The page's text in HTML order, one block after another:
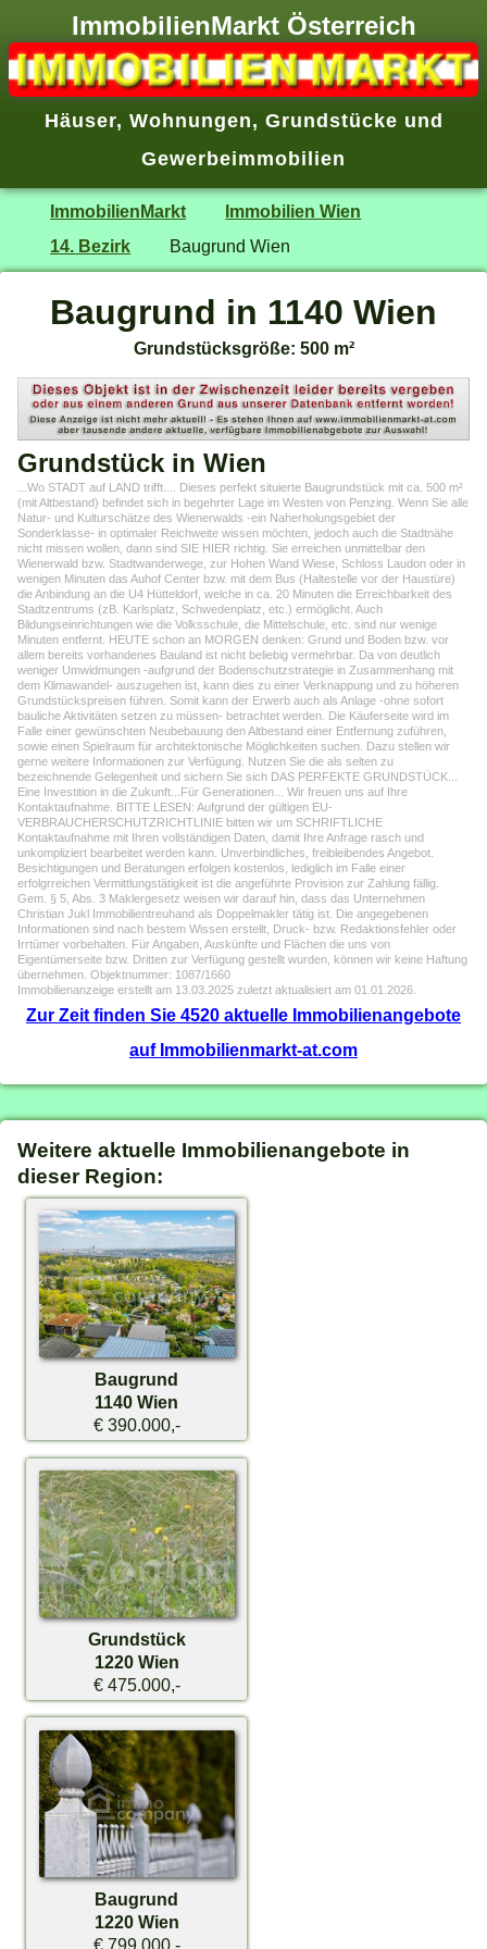
ImmobilienMarkt Österreich
Häuser, Wohnungen, Grundstücke und
Gewerbeimmobilien
ImmobilienMarkt
Immobilien Wien
14. Bezirk
Baugrund Wien
Baugrund in 1140 Wien
Grundstücksgröße: 500 m²
Grundstück in Wien
...Wo STADT auf LAND trifft.... Dieses perfekt situierte Baugrundstück mit ca. 500 m²
(mit Altbestand) befindet sich in begehrter Lage im Westen von Penzing. Wenn Sie alle
Natur- und Kulturschätze des Wienerwalds -ein Naherholungsgebiet der
Sonderklasse- in optimaler Reichweite wissen möchten, jedoch auch die Stadtnähe
nicht missen wollen, dann sind SIE HIER richtig. Sie erreichen unmittelbar den
Wienerwald bzw. Stadtwanderwege, zur Hohen Wand Wiese, Schloss Laudon oder in
wenigen Minuten das Auhof Center bzw. mit dem Bus (Haltestelle vor der Haustüre)
die Anbindung an die U4 Hütteldorf, welche in ca. 20 Minuten die Erreichbarkeit des
Stadtzentrums (zB. Karlsplatz, Schwedenplatz, etc.) ermöglicht. Auch
Bildungseinrichtungen wie die Volksschule, die Mittelschule, etc. sind nur wenige
Minuten entfernt. HEUTE schon an MORGEN denken: Grund und Boden bzw. vor
allem bereits vorhandenes Bauland ist nicht beliebig vermehrbar. Da von deutlich
weniger Umwidmungen -aufgrund der Bodenschutzstrategie in Zusammenhang mit
dem Klimawandel- auszugehen ist, kann dies zu einer Verknappung und zu höheren
Grundstückspreisen führen. Somit kann der Erwerb auch als Anlage -ohne sofort
bauliche Aktivitäten setzen zu müssen- betrachtet werden. Die Käuferseite wird im
Falle einer gewünschten Neubebauung den Altbestand einer Entfernung zuführen,
sowie einen Spielraum für architektonische Möglichkeiten suchen. Dazu stellen wir
gerne weitere Informationen zur Verfügung. Nutzen Sie die als selten zu
bezeichnende Gelegenheit und sichern Sie sich DAS PERFEKTE GRUNDSTÜCK...
Eine Investition in die Zukunft...Für Generationen... Wir freuen uns auf Ihre
Kontaktaufnahme. BITTE LESEN: Aufgrund der gültigen EU-
VERBRAUCHERSCHUTZRICHTLINIE bitten wir um SCHRIFTLICHE
Kontaktaufnahme mit Ihren vollständigen Daten, damit Ihre Anfrage rasch und
unkompliziert bearbeitet werden kann. Unverbindliches, freibleibendes Angebot.
Besichtigungen und Beratungen erfolgen kostenlos, lediglich im Falle einer
erfolgrreichen Vermittlungstätigkeit ist die angeführte Provision zur Zahlung fällig.
Gem. § 5, Abs. 3 Maklergesetz weisen wir darauf hin, dass das Unternehmen
Christian Jukl Immobilientreuhand als Doppelmakler tätig ist. Die angegebenen
Informationen sind nach bestem Wissen erstellt, Druck- bzw. Redaktionsfehler oder
Irrtümer vorbehalten. Für Angaben, Auskünfte und Flächen die uns von
Eigentümerseite bzw. Dritten zur Verfügung gestellt wurden, können wir keine Haftung
übernehmen. Objektnummer: 1087/1660
Immobilienanzeige erstellt am 13.03.2025 zuletzt aktualisiert am 01.01.2026.
Zur Zeit finden Sie 4520 aktuelle Immobilienangebote
auf Immobilienmarkt-at.com
Weitere aktuelle Immobilienangebote in
dieser Region:
Baugrund
1140 Wien
€ 390.000,-
Grundstück
1220 Wien
€ 475.000,-
Baugrund
1220 Wien
€ 799.000,-